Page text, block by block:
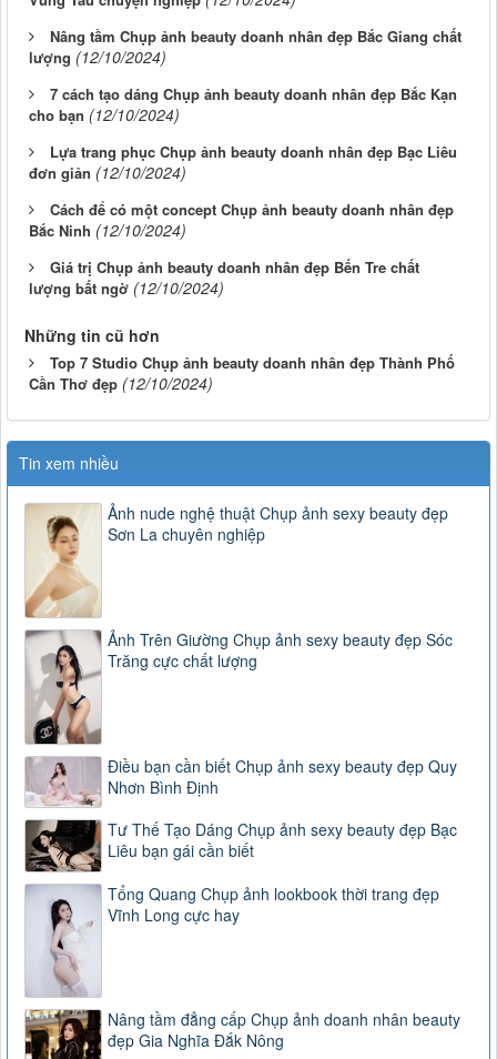
Nâng tầm Chụp ảnh beauty doanh nhân đẹp Bắc Giang chất
lượng (12/10/2024)
7 cách tạo dáng Chụp ảnh beauty doanh nhân đẹp Bắc Kạn
cho bạn (12/10/2024)
Lựa trang phục Chụp ảnh beauty doanh nhân đẹp Bạc Liêu
đơn giản (12/10/2024)
Cách để có một concept Chụp ảnh beauty doanh nhân đẹp
Bắc Ninh (12/10/2024)
Giá trị Chụp ảnh beauty doanh nhân đẹp Bến Tre chất
lượng bất ngờ (12/10/2024)
Những tin cũ hơn
Top 7 Studio Chụp ảnh beauty doanh nhân đẹp Thành Phố
Cần Thơ đẹp (12/10/2024)
Tin xem nhiều
Ảnh nude nghệ thuật Chụp ảnh sexy beauty đẹp
Sơn La chuyên nghiệp
Ảnh Trên Giường Chụp ảnh sexy beauty đẹp Sóc
Trăng cực chất lượng
Điều bạn cần biết Chụp ảnh sexy beauty đẹp Quy
Nhơn Bình Định
Tư Thế Tạo Dáng Chụp ảnh sexy beauty đẹp Bạc
Liêu bạn gái cần biết
Tổng Quang Chụp ảnh lookbook thời trang đẹp
Vĩnh Long cực hay
Nâng tầm đẳng cấp Chụp ảnh doanh nhân beauty
đẹp Gia Nghĩa Đắk Nông